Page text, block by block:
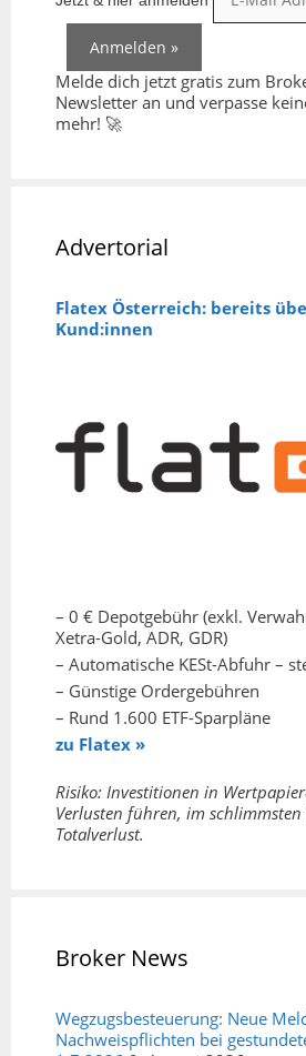
Melde dich jetzt gratis zum
Newsletter an und verpasse
mehr! 🚀
Advertorial
Flatex Österreich: bereits
Kund:innen
– 0 € Depotgebühr (exkl.
Xetra-Gold, ADR, GDR)
– Automatische KESt-Abfuhr –
– Günstige Ordergebühren
– Rund 1.600 ETF-Sparpläne
zu Flatex »
Risiko: Investitionen in
Verlusten führen, im
Totalverlust.
Broker News
Wegzugsbesteuerung: Neue
Nachweispflichten bei